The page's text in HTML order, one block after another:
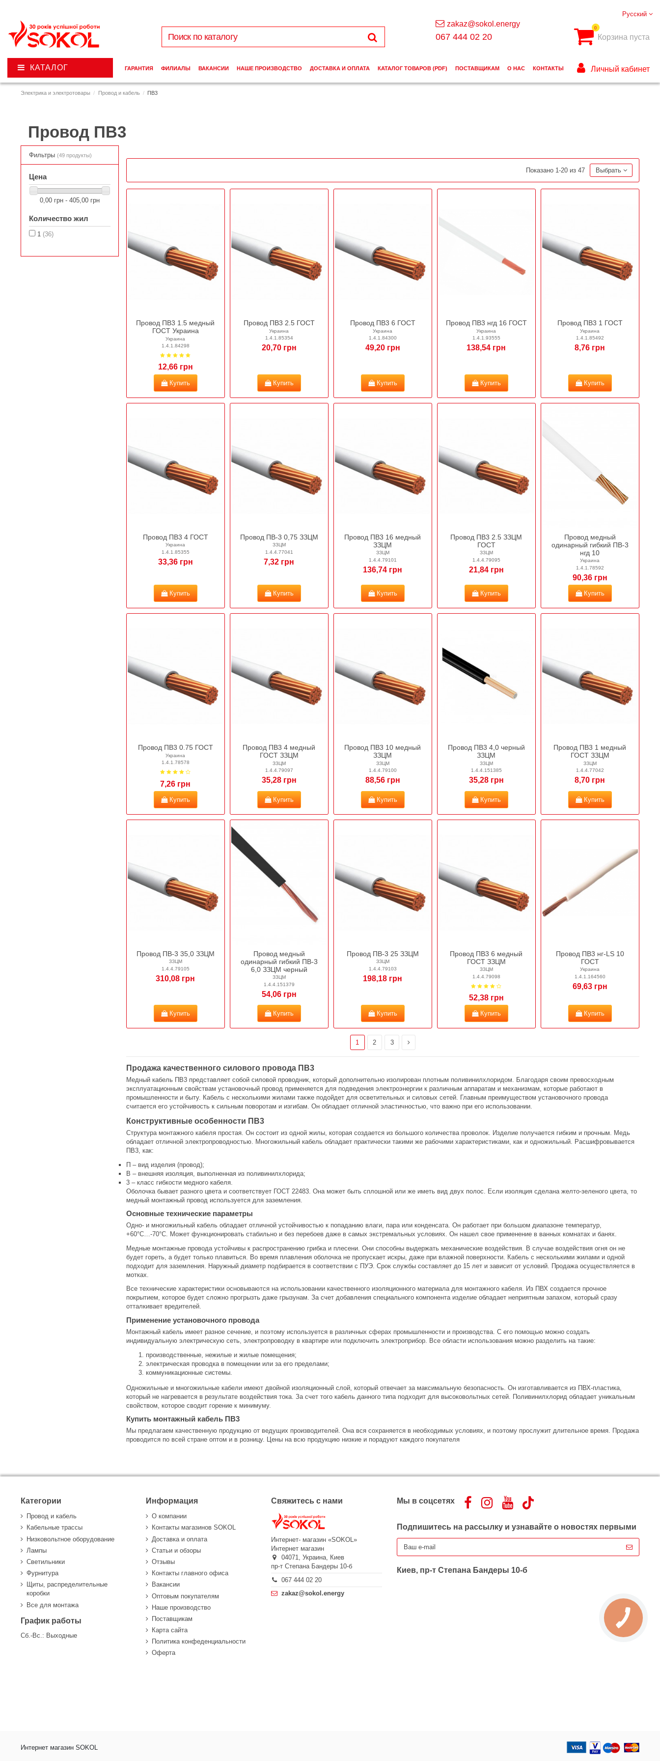
Электрика и электротовары Провод и кабель ПВ3
Провод ПВ3
Показано 1-20 из 47 Выбрать
Провод ПВ3 1.5 медный
ГОСТ Украина
Украина
1.4.1.84298
12,66 грн
Купить
Провод ПВ3 2.5 ГОСТ
Украина
1.4.1.85354
20,70 грн
Купить
Провод ПВ3 6 ГОСТ
Украина
1.4.1.84300
49,20 грн
Купить
Провод ПВ3 нгд 16 ГОСТ
Украина
1.4.1.93555
138,54 грн
Купить
Провод ПВ3 1 ГОСТ
Украина
1.4.1.85492
8,76 грн
Купить
Провод ПВ3 4 ГОСТ
Украина
1.4.1.85355
33,36 грн
Купить
Провод ПВ-3 0,75 ЗЗЦМ
ЗЗЦМ
1.4.4.77041
7,32 грн
Купить
Провод ПВ3 16 медный
ЗЗЦМ
ЗЗЦМ
1.4.4.79101
136,74 грн
Купить
Провод ПВ3 2.5 ЗЗЦМ
ГОСТ
ЗЗЦМ
1.4.4.79095
21,84 грн
Купить
Провод медный
одинарный гибкий ПВ-3
нгд 10
Украина
1.4.1.78592
90,36 грн
Купить
Провод ПВ3 0.75 ГОСТ
Украина
1.4.1.78578
7,26 грн
Купить
Провод ПВ3 4 медный
ГОСТ ЗЗЦМ
ЗЗЦМ
1.4.4.79097
35,28 грн
Купить
Провод ПВ3 10 медный
ЗЗЦМ
ЗЗЦМ
1.4.4.79100
88,56 грн
Купить
Провод ПВ3 4,0 черный
ЗЗЦМ
ЗЗЦМ
1.4.4.151385
35,28 грн
Купить
Провод ПВ3 1 медный
ГОСТ ЗЗЦМ
ЗЗЦМ
1.4.4.77042
8,70 грн
Купить
Провод ПВ-3 35,0 ЗЗЦМ
ЗЗЦМ
1.4.4.79105
310,08 грн
Купить
Провод медный
одинарный гибкий ПВ-3
6,0 ЗЗЦМ черный
ЗЗЦМ
1.4.4.151379
54,06 грн
Купить
Провод ПВ-3 25 ЗЗЦМ
ЗЗЦМ
1.4.4.79103
198,18 грн
Купить
Провод ПВ3 6 медный
ГОСТ ЗЗЦМ
ЗЗЦМ
1.4.4.79098
52,38 грн
Купить
Провод ПВ3 нг-LS 10
ГОСТ
Украина
1.4.1.164560
69,63 грн
Купить
1 2 3
Продажа качественного силового провода ПВ3
Медный кабель ПВ3 представляет собой силовой проводник, который дополнительно изолирован плотным поливинилхлоридом. Благодаря своим превосходным
эксплуатационным свойствам установочный провод применяется для подведения электроэнергии к различным аппаратам и механизмам, которые работают в
промышленности и быту. Кабель с несколькими жилами также подойдет для осветительных и силовых сетей. Главным преимуществом установочного провода
считается его устойчивость к сильным поворотам и изгибам. Он обладает отличной эластичностью, что важно при его использовании.
Конструктивные особенности ПВ3
Структура монтажного кабеля простая. Он состоит из одной жилы, которая создается из большого количества проволок. Изделие получается гибким и прочным. Медь
обладает отличной электропроводностью. Многожильный кабель обладает практически такими же рабочими характеристиками, как и одножильный. Расшифровывается
ПВ3, как:
П – вид изделия (провод);
В – внешняя изоляция, выполненная из поливинилхлорида;
3 – класс гибкости медного кабеля.
Оболочка бывает разного цвета и соответствует ГОСТ 22483. Она может быть сплошной или же иметь вид двух полос. Если изоляция сделана желто-зеленого цвета, то
медный монтажный провод используется для заземления.
Основные технические параметры
Одно- и многожильный кабель обладает отличной устойчивостью к попаданию влаги, пара или конденсата. Он работает при большом диапазоне температур,
+60°С…-70°С. Может функционировать стабильно и без перебоев даже в самых экстремальных условиях. Он нашел свое применение в ванных комнатах и банях.
Медные монтажные провода устойчивы к распространению грибка и плесени. Они способны выдержать механические воздействия. В случае воздействия огня он не
будет гореть, а будет только плавиться. Во время плавления оболочка не пропускает искры, даже при влажной поверхности. Кабель с несколькими жилами и одной
подходит для заземления. Наружный диаметр подбирается в соответствии с ПУЭ. Срок службы составляет до 15 лет и зависит от условий. Продажа осуществляется в
мотках.
Все технические характеристики основываются на использовании качественного изоляционного материала для монтажного кабеля. Из ПВХ создается прочное
покрытием, которое будет сложно прогрызть даже грызунам. За счет добавления специального компонента изделие обладает неприятным запахом, который сразу
отталкивает вредителей.
Применение установочного провода
Монтажный кабель имеет разное сечение, и поэтому используется в различных сферах промышленности и производства. С его помощью можно создать
индивидуальную электрическую сеть, электропроводку в квартире или подключить электроприбор. Все области использования можно разделить на такие:
производственные, нежилые и жилые помещения;
электрическая проводка в помещении или за его пределами;
коммуникационные системы.
Одножильные и многожильные кабели имеют двойной изоляционный слой, который отвечает за максимальную безопасность. Он изготавливается из ПВХ-пластика,
который не нагревается в результате воздействия тока. За счет того кабель данного типа подходит для высоковольтных сетей. Поливинилхлорид обладает уникальным
свойством, которое сводит горение к минимуму.
Купить монтажный кабель ПВ3
Мы предлагаем качественную продукцию от ведущих производителей. Она вся сохраняется в необходимых условиях, и поэтому прослужит длительное время. Продажа
проводится по всей стране оптом и в розницу. Цены на всю продукцию низкие и порадуют каждого покупателя
Фильтры(49 продукты)
Цена
0,00 грн - 405,00 грн
Количество жил
1 (36)
Русский
zakaz@sokol.energy
067 444 02 20
0
Корзина пуста
КАТАЛОГ ГАРАНТИЯ ФИЛИАЛЫ ВАКАНСИИ НАШЕ ПРОИЗВОДСТВО ДОСТАВКА И ОПЛАТА КАТАЛОГ ТОВАРОВ (PDF) ПОСТАВЩИКАМ О НАС КОНТАКТЫ Личный кабинет
Категории
Провод и кабель
Кабельные трассы
Низковольтное оборудование
Лампы
Светильники
Фурнитура
Щиты, распределительные
коробки
Все для монтажа
График работы
Сб.-Вс.: Выходные
Информация
О компании
Контакты магазинов SOKOL
Доставка и оплата
Статьи и обзоры
Отзывы
Контакты главного офиса
Вакансии
Оптовым покупателям
Наше производство
Поставщикам
Карта сайта
Политика конфеденциальности
Оферта
Свяжитесь с нами
Интернет- магазин «SOKOL»
Интернет магазин
04071,Украина, Киев
пр-т Степана Бандеры 10-б
067 444 02 20
zakaz@sokol.energy
Мы в соцсетях
Подпишитесь на рассылку и узнавайте о новостях первыми
Киев, пр-т Степана Бандеры 10-б
Интернет магазин SOKOL